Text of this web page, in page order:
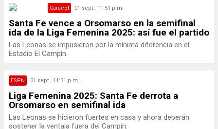
Caracol 01 sept., 11:51 p.m.
Santa Fe vence a Orsomarso en la semifinal
ida de la Liga Femenina 2025: así fue el partido
Las Leonas se impusieron por la mínima diferencia en el
Estadio El Campín.
ESPN 01 sept., 11:31 p.m.
Liga Femenina 2025: Santa Fe derrota a
Orsomarso en semifinal ida
Las Leonas se hicieron fuertes en casa y ahora deberán
sostener la ventaja fuera del Campín.